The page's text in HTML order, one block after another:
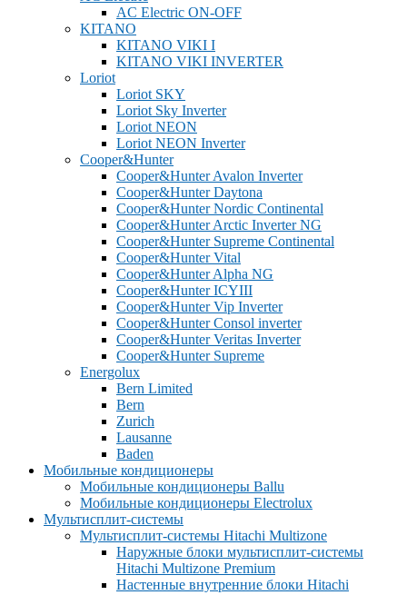
AC Electric ON-OFF
KITANO
KITANO VIKI I
KITANO VIKI INVERTER
Loriot
Loriot SKY
Loriot Sky Inverter
Loriot NEON
Loriot NEON Inverter
Cooper&Hunter
Cooper&Hunter Avalon Inverter
Cooper&Hunter Daytona
Cooper&Hunter Nordic Continental
Cooper&Hunter Arctic Inverter NG
Cooper&Hunter Supreme Continental
Cooper&Hunter Vital
Cooper&Hunter Alpha NG
Cooper&Hunter ICYIII
Cooper&Hunter Vip Inverter
Cooper&Hunter Consol inverter
Cooper&Hunter Veritas Inverter
Cooper&Hunter Supreme
Energolux
Bern Limited
Bern
Zurich
Lausanne
Baden
Мобильные кондиционеры
Мобильные кондиционеры Ballu
Мобильные кондиционеры Electrolux
Мультисплит-системы
Мультисплит-системы Hitachi Multizone
Наружные блоки мультисплит-системы
Hitachi Multizone Premium
Настенные внутренние блоки Hitachi